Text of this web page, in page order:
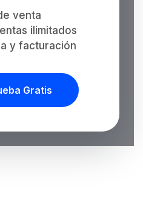
venta
ilimitados
y facturación
Gratis